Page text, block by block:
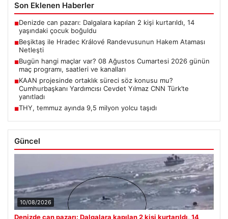
Son Eklenen Haberler
■Denizde can pazarı: Dalgalara kapılan 2 kişi kurtarıldı, 14
yaşındaki çocuk boğuldu
■Beşiktaş ile Hradec Králové Randevusunun Hakem Ataması
Netleşti
■Bugün hangi maçlar var? 08 Ağustos Cumartesi 2026 günün
maç programı, saatleri ve kanalları
■KAAN projesinde ortaklık süreci söz konusu mu?
Cumhurbaşkanı Yardımcısı Cevdet Yılmaz CNN Türk’te
yanıtladı
■THY, temmuz ayında 9,5 milyon yolcu taşıdı
Güncel
10/08/2026
Denizde can pazarı: Dalgalara kapılan 2 kişi kurtarıldı, 14